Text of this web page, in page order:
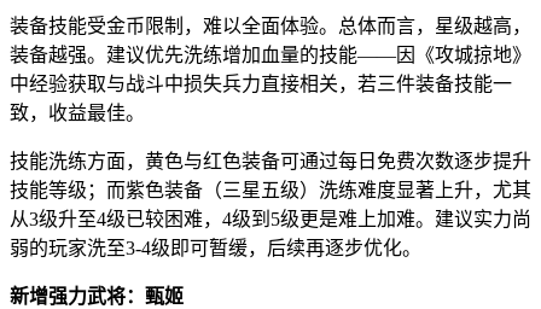
装备技能受金币限制，难以全面体验。总体而言，星级越高，
装备越强。建议优先洗练增加血量的技能——因《攻城掠地》
中经验获取与战斗中损失兵力直接相关，若三件装备技能一
致，收益最佳。
技能洗练方面，黄色与红色装备可通过每日免费次数逐步提升
技能等级；而紫色装备（三星五级）洗练难度显著上升，尤其
从3级升至4级已较困难，4级到5级更是难上加难。建议实力尚
弱的玩家洗至3-4级即可暂缓，后续再逐步优化。
新增强力武将：甄姬